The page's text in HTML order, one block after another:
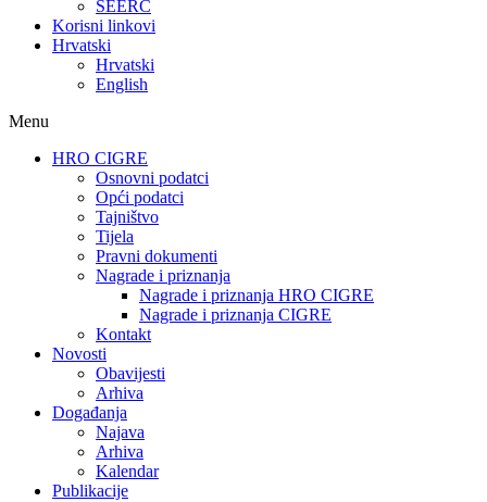
SEERC
Korisni linkovi
Hrvatski
Hrvatski
English
Menu
HRO CIGRE
Osnovni podatci​
Opći podatci
Tajništvo
Tijela
Pravni dokumenti
Nagrade i priznanja
Nagrade i priznanja HRO CIGRE
Nagrade i priznanja CIGRE
Kontakt
Novosti
Obavijesti
Arhiva
Događanja
Najava
Arhiva
Kalendar
Publikacije